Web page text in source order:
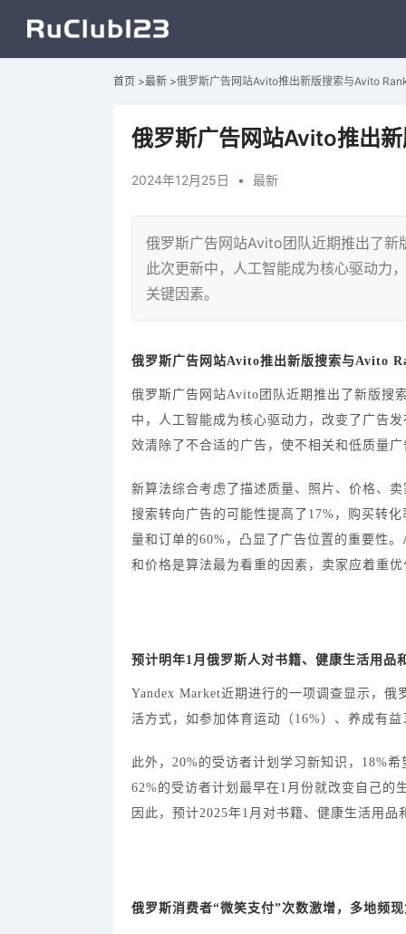
首页 >最新 >俄罗斯广告网站Avito推出新版搜索与Avito
俄罗斯广告网站Avito推出
2024年12月25日 • 最新
俄罗斯广告网站‌Avito团队近期推出了
此次更新中，人工智能成为核心驱动力
关键因素。
俄罗斯广告网站Avito推出新版搜索与Avito
俄罗斯广告网站‌Avito团队近期推出了新版搜
中，人工智能成为核心驱动力，改变了广告
效清除了不合适的广告，使不相关和低质量
新算法综合考虑了描述质量、照片、价格、
搜索转向广告的可能性提高了17%，购买转
量和订单的60%，凸显了广告位置的重要性
和价格是算法最为看重的因素，卖家应着重
预计明年1月俄罗斯人对书籍、健康生活用品
Yandex Market近期进行的一项调查显示，
活方式，如参加体育运动（16%）、养成有
此外， 20%的受访者计划学习新知识，18%
62%的受访者计划最早在1月份就改变自己的
因此，预计2025年1月对书籍、健康生活用
俄罗斯消费者“微笑支付”次数激增，多地频